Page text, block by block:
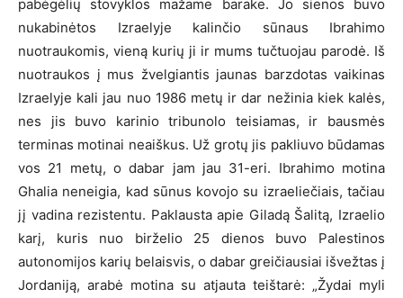
pabėgėlių stovyklos mažame barake. Jo sienos buvo
nukabinėtos Izraelyje kalinčio sūnaus Ibrahimo
nuotraukomis, vieną kurių ji ir mums tučtuojau parodė. Iš
nuotraukos į mus žvelgiantis jaunas barzdotas vaikinas
Izraelyje kali jau nuo 1986 metų ir dar nežinia kiek kalės,
nes jis buvo karinio tribunolo teisiamas, ir bausmės
terminas motinai neaiškus. Už grotų jis pakliuvo būdamas
vos 21 metų, o dabar jam jau 31-eri. Ibrahimo motina
Ghalia neneigia, kad sūnus kovojo su izraeliečiais, tačiau
jį vadina rezistentu. Paklausta apie Giladą Šalitą, Izraelio
karį, kuris nuo birželio 25 dienos buvo Palestinos
autonomijos karių belaisvis, o dabar greičiausiai išvežtas į
Jordaniją, arabė motina su atjauta teištarė: „Žydai myli